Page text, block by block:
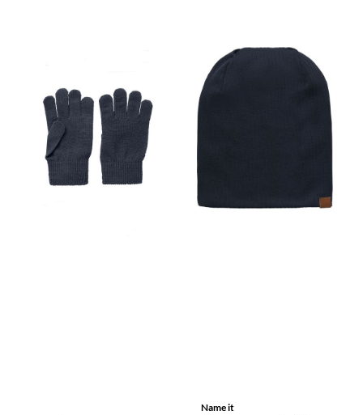
Name it